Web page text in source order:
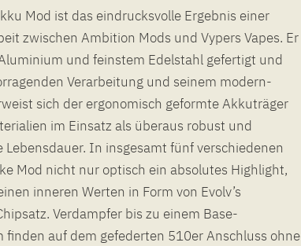
Mod ist das eindrucksvolle Ergebnis einer
zwischen Ambition Mods und Vypers Vapes. Er
und feinstem Edelstahl gefertigt und
Verarbeitung und seinem modern-
sich der ergonomisch geformte Akkuträger
im Einsatz als überaus robust und
In insgesamt fünf verschiedenen
Mod nicht nur optisch ein absolutes Highlight,
inneren Werten in Form von Evolv’s
Verdampfer bis zu einem Base-
finden auf dem gefederten 510er Anschluss ohne